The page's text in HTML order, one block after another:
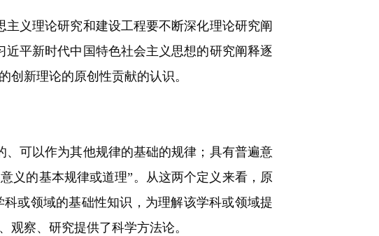
义理论研究和建设工程要不断深化理论研究阐
平新时代中国特色社会主义思想的研究阐释逐
新理论的原创性贡献的认识。
可以作为其他规律的基础的规律；具有普遍意
义的基本规律或道理”。从这两个定义来看，原
或领域的基础性知识，为理解该学科或领域提
察、研究提供了科学方法论。